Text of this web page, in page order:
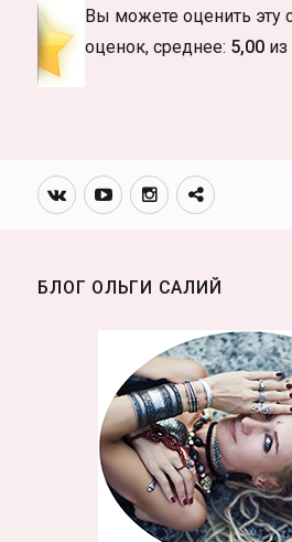
Вы можете оценить эту
оценок, среднее: 5,00 из
Вконтакте
YoutubeИнстаграмм
Телеграм
БЛОГ ОЛЬГИ САЛИЙ